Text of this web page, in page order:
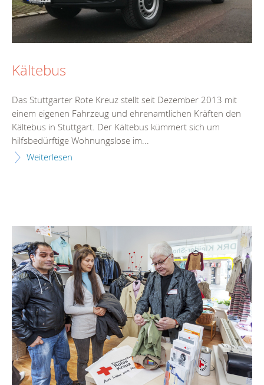
Kältebus
Das Stuttgarter Rote Kreuz stellt seit Dezember 2013 mit
einem eigenen Fahrzeug und ehrenamtlichen Kräften den
Kältebus in Stuttgart. Der Kältebus kümmert sich um
hilfsbedürftige Wohnungslose im...
Weiterlesen